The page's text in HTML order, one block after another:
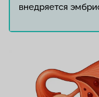
внедряется